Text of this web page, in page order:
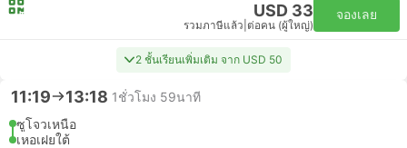
USD 33
รวมภาษีแล้ว ต่อคน (ผู้ใหญ่)
จองเลย
2 ชั้นเรียนเพิ่มเติม จาก USD 50
11:19 13:18 1ชั่วโมง 59นาที
ซูโจวเหนือ
เหอเฝยใต้